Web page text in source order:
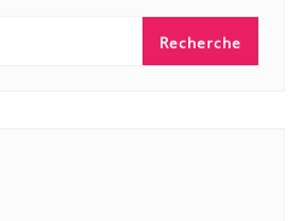
Recherche